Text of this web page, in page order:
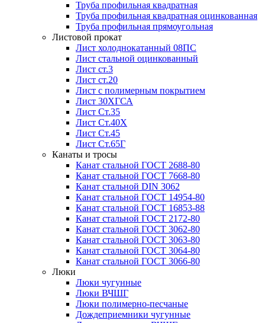
Труба профильная квадратная
Труба профильная квадратная оцинкованная
Труба профильная прямоугольная
Листовой прокат
Лист холоднокатанный 08ПС
Лист стальной оцинкованный
Лист ст.3
Лист ст.20
Лист с полимерным покрытием
Лист 30ХГСА
Лист Ст.35
Лист Ст.40Х
Лист Ст.45
Лист Ст.65Г
Канаты и тросы
Канат стальной ГОСТ 2688-80
Канат стальной ГОСТ 7668-80
Канат стальной DIN 3062
Канат стальной ГОСТ 14954-80
Канат стальной ГОСТ 16853-88
Канат стальной ГОСТ 2172-80
Канат стальной ГОСТ 3062-80
Канат стальной ГОСТ 3063-80
Канат стальной ГОСТ 3064-80
Канат стальной ГОСТ 3066-80
Люки
Люки чугунные
Люки ВЧШГ
Люки полимерно-песчаные
Дождеприемники чугунные